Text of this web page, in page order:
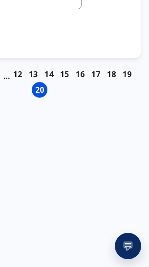
Página
… Página
12 Página
13 Página
14 Página
15 Página
16 Página
17 Página
18
19
Página
20
💬